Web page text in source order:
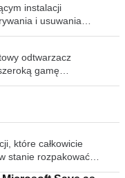
instalacji
i usuwania
i zagrożeń,
Chociaż Stinger
wiele razy w
nowszych wariantów
wirusów.
Serif;
0,#e26a0c
color: #fff;text-
spacing: 1px;
odtwarzacz
plików
audio 1 i 2 MPEG-1,
i Windows Media Audio.
MP3 i AAC oraz
między ścieżkami.
muzykę z płyt
nagrywać muzykę
Windows
które całkowicie
stanie rozpakować
UUE, BZ2, JAR, ISO,